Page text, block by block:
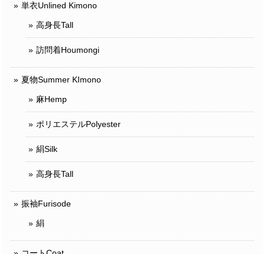
単衣Unlined Kimono
高身長Tall
訪問着Houmongi
夏物Summer KImono
麻Hemp
ポリエステルPolyester
絹Silk
高身長Tall
振袖Furisode
絹